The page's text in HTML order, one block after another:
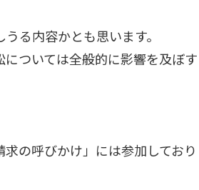
る内容かとも思います。
ついては全般的に影響を及ぼす
の呼びかけ」には参加しており